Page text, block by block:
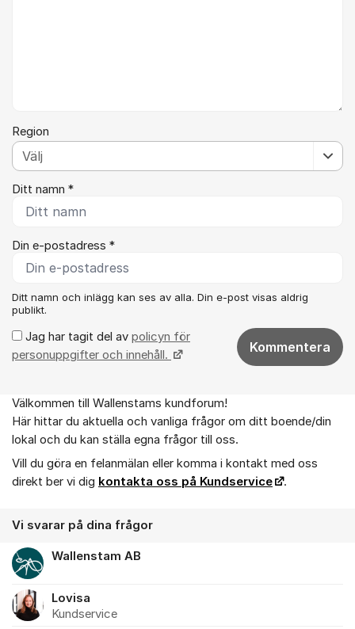
Region
Ditt namn *
Din e-postadress *
Ditt namn och inlägg kan ses av alla. Din e-post visas aldrig
publikt.
Jag har tagit del av policyn för
personuppgifter och innehåll.
Kommentera
Om forumet
Välkommen till Wallenstams kundforum!
Här hittar du aktuella och vanliga frågor om ditt boende/din
lokal och du kan ställa egna frågor till oss.
Vill du göra en felanmälan eller komma i kontakt med oss
direkt ber vi dig kontakta oss på Kundservice .
Vi svarar på dina frågor
Wallenstam AB
Lovisa
Kundservice